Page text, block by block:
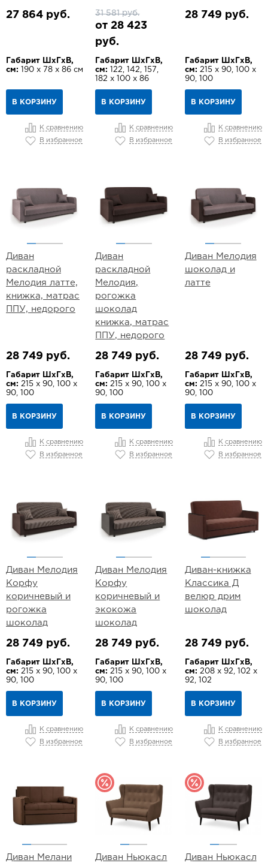
27 864 руб.
Габарит ШхГхВ,
см: 190 х 78 х 86 см
В КОРЗИНУ
К сравнению
В избранное
31 581 руб.
от 28 423
руб.
Габарит ШхГхВ,
см:
122, 142, 157,
182 х 100 х 86
В КОРЗИНУ
К сравнению
В избранное
28 749 руб.
Габарит ШхГхВ,
см: 215 х 90, 100 х
90, 100
В КОРЗИНУ
К сравнению
В избранное
Диван
раскладной
Мелодия латте,
книжка, матрас
ППУ, недорого
28 749 руб.
Габарит ШхГхВ,
см: 215 х 90, 100 х
90, 100
В КОРЗИНУ
К сравнению
В избранное
Диван
раскладной
Мелодия,
рогожка
шоколад
книжка, матрас
ППУ, недорого
28 749 руб.
Габарит ШхГхВ,
см: 215 х 90, 100 х
90, 100
В КОРЗИНУ
К сравнению
В избранное
Диван Мелодия
шоколад и
латте
28 749 руб.
Габарит ШхГхВ,
см: 215 х 90, 100 х
90, 100
В КОРЗИНУ
К сравнению
В избранное
Диван Мелодия
Корфу
коричневый и
рогожка
шоколад
28 749 руб.
Габарит ШхГхВ,
см: 215 х 90, 100 х
90, 100
В КОРЗИНУ
К сравнению
В избранное
Диван Мелодия
Корфу
коричневый и
экокожа
шоколад
28 749 руб.
Габарит ШхГхВ,
см: 215 х 90, 100 х
90, 100
В КОРЗИНУ
К сравнению
В избранное
Диван-книжка
Классика Д
велюр дрим
шоколад
28 749 руб.
Габарит ШхГхВ,
см: 208 х 92, 102 х
92, 102
В КОРЗИНУ
К сравнению
В избранное
Диван Мелани
Диван Ньюкасл
Диван Ньюкасл